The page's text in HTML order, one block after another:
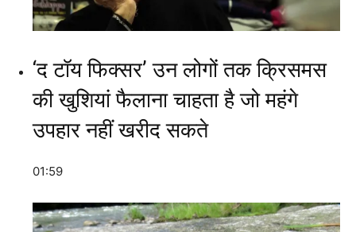
‘द टॉय फिक्सर’ उन लोगों तक क्रिसमस
की खुशियां फैलाना चाहता है जो महंगे
उपहार नहीं खरीद सकते
01:59